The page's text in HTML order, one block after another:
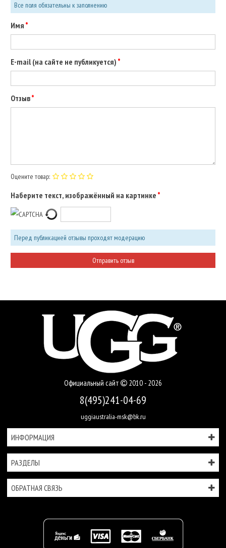
Все поля обязательны к заполнению
Имя
E-mail (на сайте не публикуется)
Отзыв
Оцените товар:
Наберите текст, изображённый на картинке
Перед публикацией отзывы проходят модерацию
Официальный сайт 2010 - 2026
8(495)241-04-69
uggiaustralia-msk@bk.ru
ИНФОРМАЦИЯ
РАЗДЕЛЫ
ОБРАТНАЯ СВЯЗЬ